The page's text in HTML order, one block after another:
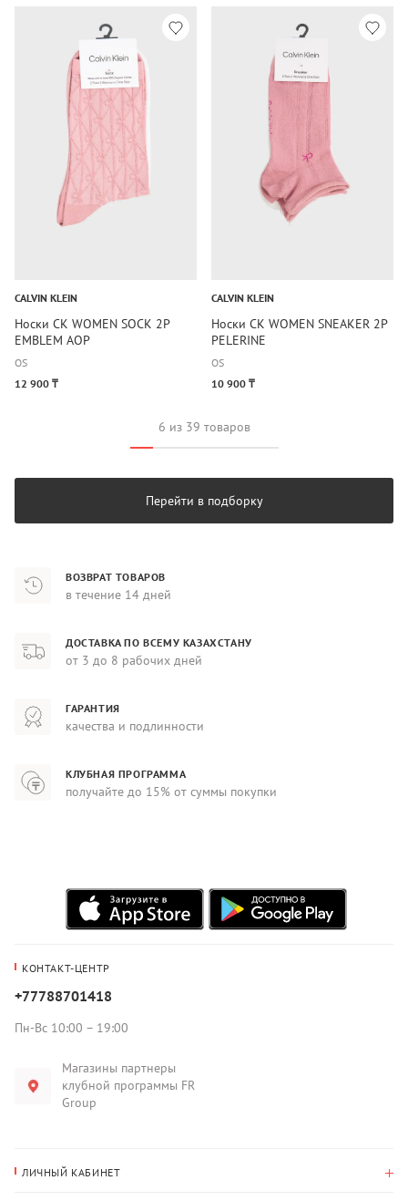
CALVIN KLEIN
Носки CK WOMEN SOCK 2P
EMBLEM AOP
OS
12 900 ₸
CALVIN KLEIN
Носки CK WOMEN SNEAKER 2P
PELERINE
OS
10 900 ₸
6 из 39 товаров
Перейти в подборку
ВОЗВРАТ ТОВАРОВ
в течение 14 дней
ДОСТАВКА ПО ВСЕМУ КАЗАХСТАНУ
от 3 до 8 рабочих дней
ГАРАНТИЯ
качества и подлинности
КЛУБНАЯ ПРОГРАММА
получайте до 15% от суммы покупки
КОНТАКТ-ЦЕНТР
+77788701418
Пн-Вс 10:00 – 19:00
Магазины партнеры
клубной программы FR
Group
ЛИЧНЫЙ КАБИНЕТ